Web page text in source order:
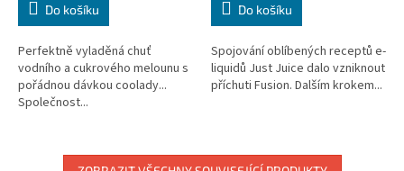
Do košíku
Perfektně vyladěná chuť
vodního a cukrového melounu s
pořádnou dávkou coolady...
Společnost...
Do košíku
Spojování oblíbených receptů e-
liquidů Just Juice dalo vzniknout
příchuti Fusion. Dalším krokem...